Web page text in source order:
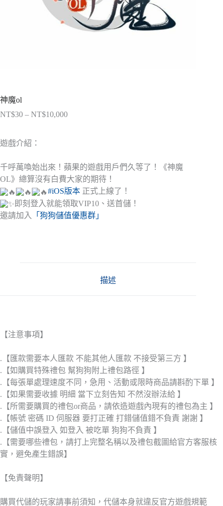
神魔ol
NT$30 – NT$10,000價
NT$30
到
NT$10,000
遊戲介紹：
千呼萬喚始出來！蘋果的遊戲用戶們久等了！《神魔
OL》總算沒有白費大家的期待！
#iOS版本 正式上線了！
即刻登入就能領取VIP10、送首儲！
邀請加入
「狗狗儲值優惠群」
描述
【注意事項】
.【匯款需要本人匯款 不能其他人匯款 不接受第三方 】
.【如購買特殊禮包 幫狗狗附上禮包路徑 】
.【每張單處理速度不同，急用、活動或限時商品請斟酌下單 】
.【如果需要收據 明細 當下立刻告知 不然沒辦法給 】
.【所需要購買的禮包or商品，請依造遊戲內現有的禮包為主 】
.【帳號 密碼 ID 伺服器 要打正確 打錯儲值錯不負責 謝謝 】
.【儲值中誤登入 如登入 被吃單 狗狗不負責 】
.【需要哪些禮包，請打上完整名稱以及禮包截圖給官方客服核
實，避免產生錯誤】
【免責聲明】
購買代儲的玩家請事前須知，代儲本身就違反官方遊戲規範